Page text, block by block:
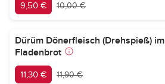
9,50 € 10,00 €
Dürüm Dönerfleisch (Drehspieß) im
Fladenbrot
11,30 € 11,90 €